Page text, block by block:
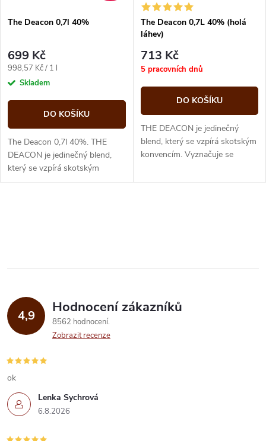
p
r
o
d
u
k
s
p
r
o
d
u
The Deacon 0,7l 40%
699 Kč
Měrná
cena:
998,57 Kč / 1 l
Skladem
DO KOŠÍKU
The Deacon 0,7l 40%. THE
DEACON je jedinečný blend,
který se vzpírá skotským
konvencím. Vyznačuje se
The Deacon 0,7L 40% (holá
láhev)
713 Kč
5 pracovních dnů
DO KOŠÍKU
THE DEACON je jedinečný
blend, který se vzpírá skotským
konvencím. Vyznačuje se
chuťovým profilem, který
l
d
a
c
í
p
r
4,9 Hodnocení zákazníků
8562 hodnocení
Zobrazit recenze
Lenka Sychrová
6.8.2026
ok